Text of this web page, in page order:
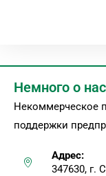
Немного о нас
Некоммерческое
поддержки
Адрес:
347630, г.